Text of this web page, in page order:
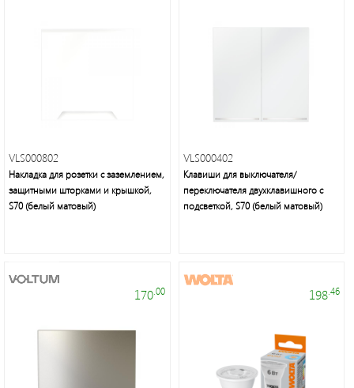
VLS000802
Накладка для розетки с заземлением,
защитными шторками и крышкой,
S70 (белый матовый)
VLS000402
Клавиши для выключателя/
переключателя двухклавишного с
подсветкой, S70 (белый матовый)
170.00 198 .46